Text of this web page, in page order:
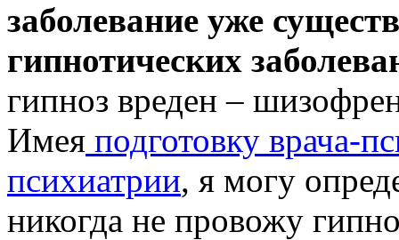
заболевание уже
гипнотических
гипноз вреден –
Имея подготовку врача-
психиатрии, я могу
никогда не провожу